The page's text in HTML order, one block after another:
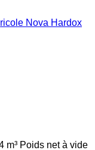
Nova Hardox
m³ Poids net à vide